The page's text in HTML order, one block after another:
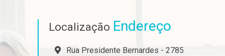
Localização Endereço
Rua Presidente Bernardes - 2785